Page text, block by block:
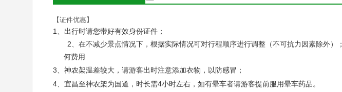
【证件优惠】
1、出行时请您带好有效身份证件；
2、在不减少景点情况下，根据实际情况可对行程顺序进行调整（不可抗力因素除外）；
何费用
3、神农架温差较大，请游客出时注意添加衣物，以防感冒；
4、 宜昌至神农架为国道，时长需4小时左右，如有晕车者请游客提前服用晕车药品。